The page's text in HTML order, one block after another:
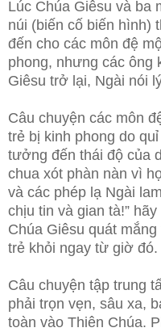
Lúc Chúa Giêsu và ba
núi (biến cố biến hình)
đến cho các môn đệ
phong, nhưng các ông
Giêsu trở lại, Ngài nói
Câu chuyện các môn
trẻ bị kinh phong do
tưởng đến thái độ của
chua xót phàn nàn vì
và các phép lạ Ngài
chịu tin và gian tà!”
Chúa Giêsu quát
trẻ khỏi ngay từ giờ đó.
Câu chuyện tập trung
phải trọn vẹn, sâu xa,
toàn vào Thiên Chúa.